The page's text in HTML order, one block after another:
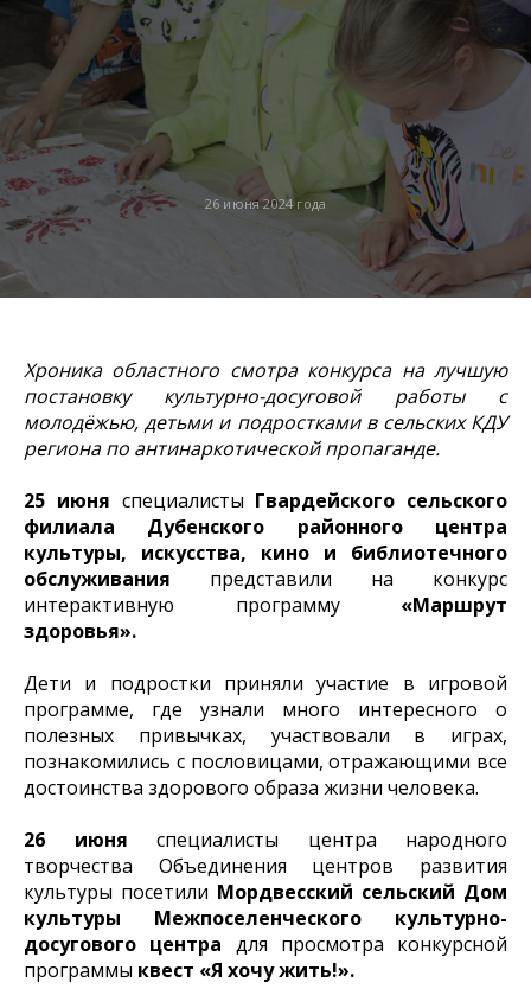
26 июня 2024 года
Хроника областного смотра конкурса на лучшую
постановку культурно-досуговой работы с
молодёжью, детьми и подростками в сельских КДУ
региона по антинаркотической пропаганде.
25 июня специалисты Гвардейского сельского
филиала Дубенского районного центра
культуры, искусства, кино и библиотечного
обслуживания представили на конкурс
интерактивную программу«Маршрут
здоровья».
Дети и подростки приняли участие в игровой
программе, где узнали много интересного о
полезных привычках, участвовали в играх,
познакомились с пословицами, отражающими все
достоинства здорового образа жизни человека.
26 июня специалисты центра народного
творчества Объединения центров развития
культуры посетили Мордвесский сельский Дом
культуры Межпоселенческого культурно-
досугового центра для просмотра конкурсной
программы квест «Я хочу жить!».